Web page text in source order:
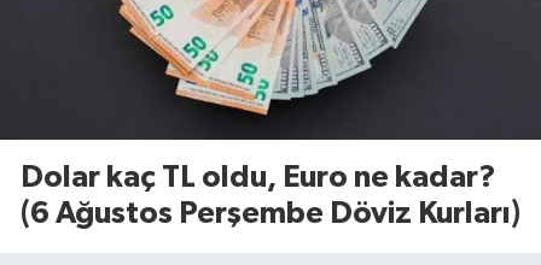
Dolar kaç TL oldu, Euro ne kadar?
(6 Ağustos Perşembe Döviz Kurları)